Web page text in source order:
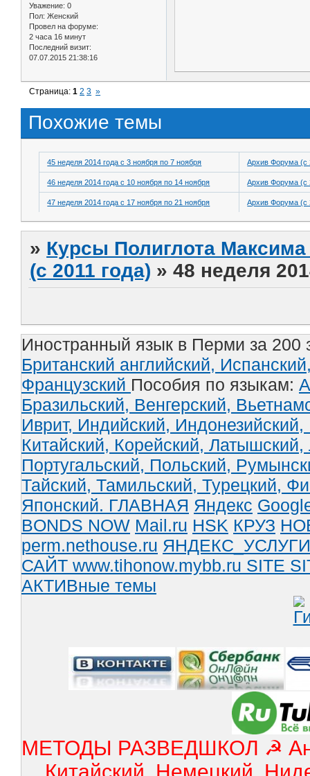
Уважение: 0
Пол: Женский
Провел на форуме:
2 часа 16 минут
Последний визит:
07.07.2015 21:38:16
Страница:1 2 3 »
Похожие темы
45 неделя 2014 года с 3 ноября по 7 ноября Архив Форума (с
46 неделя 2014 года с 10 ноября по 14 ноября Архив Форума (с
47 неделя 2014 года с 17 ноября по 21 ноября Архив Форума (с
» Курсы Полиглота
(с 2011 года) »48 неделя
Иностранный язык в Перми за 200
Британский английский,
Французский Пособия по языкам:
Бразильский, Венгерский,
Иврит, Индийский, Индонезийский,
Китайский, Корейский, Латышский,
Португальский, Польский,
Тайский, Тамильский, Турецкий,
Японский. ГЛАВНАЯ Яндекс
BONDS NOW Mail.ru HSK КРУЗ
perm.nethouse.ru ЯНДЕКС_УСЛУГИ
САЙТ www.tihonow.mybb.ru SITE
АКТИВные темы
МЕТОДЫ РАЗВЕДШКОЛ ☭